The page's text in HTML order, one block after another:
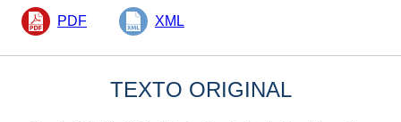
PDF XML
TEXTO ORIGINAL